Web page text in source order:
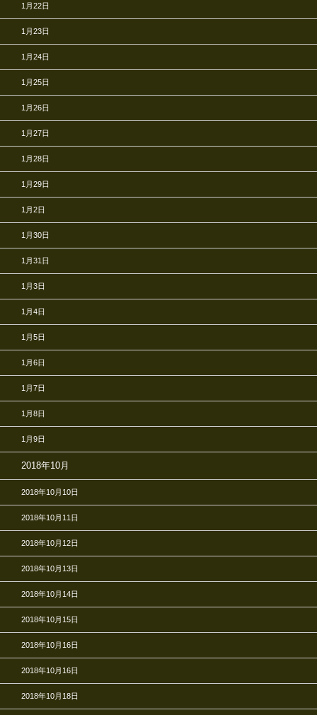
1月22日
1月23日
1月24日
1月25日
1月26日
1月27日
1月28日
1月29日
1月2日
1月30日
1月31日
1月3日
1月4日
1月5日
1月6日
1月7日
1月8日
1月9日
2018年10月
2018年10月10日
2018年10月11日
2018年10月12日
2018年10月13日
2018年10月14日
2018年10月15日
2018年10月16日
2018年10月16日
2018年10月18日